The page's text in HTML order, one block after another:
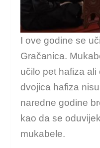
I ove godine se
Gračanica.
učilo pet hafiza
dvojica hafiza
naredne godine
kao da se
mukabele.